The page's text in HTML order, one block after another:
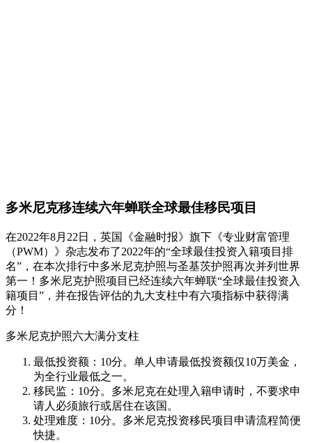
多米尼克移连续六年蝉联全球最佳移民项目
在2022年8月22日，英国《金融时报》旗下《专业财富管理
（PWM）》杂志发布了2022年的“全球最佳投资入籍项目排
名”，在本次排行中多米尼克护照与圣基茨护照再次并列世界
第一！多米尼克护照项目已经连续六年蝉联“全球最佳投资入
籍项目”，并在报告评估的九大支柱中有六项指标中获得满
分！
多米尼克护照六大满分支柱
最低投资额：10分。单人申请最低投资额仅10万美金，
为全行业最低之一。
移民监：10分。多米尼克在处理入籍申请时，不要求申
请人必须旅行或居住在该国。
处理难度：10分。多米尼克投资移民项目申请流程简便
快捷。